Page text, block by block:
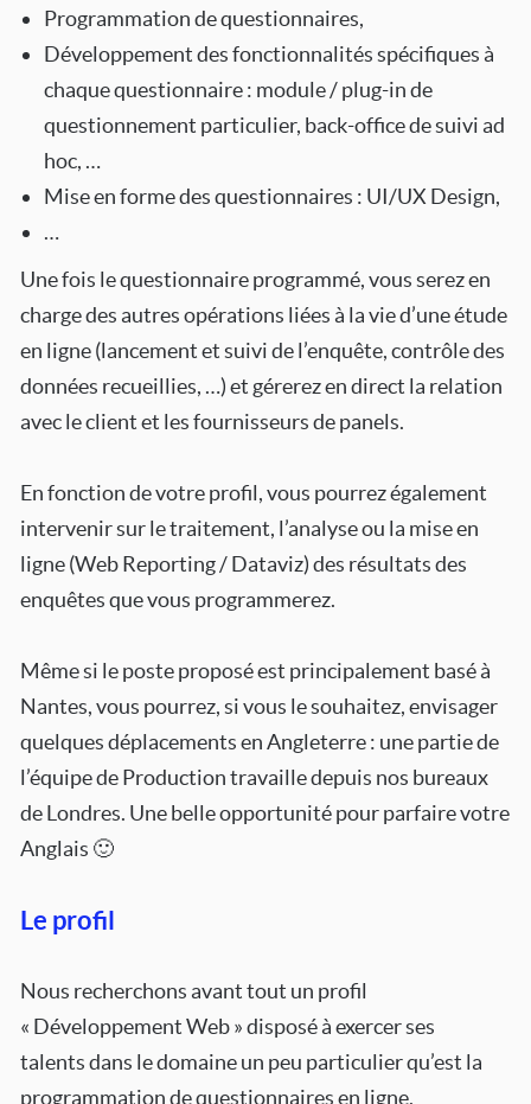
Programmation de questionnaires,
Développement des fonctionnalités spécifiques à
chaque questionnaire : module / plug-in de
questionnement particulier, back-office de suivi ad
hoc, …
Mise en forme des questionnaires : UI/UX Design,
…
Une fois le questionnaire programmé, vous serez en
charge des autres opérations liées à la vie d’une étude
en ligne (lancement et suivi de l’enquête, contrôle des
données recueillies, …) et gérerez en direct la relation
avec le client et les fournisseurs de panels.
En fonction de votre profil, vous pourrez également
intervenir sur le traitement, l’analyse ou la mise en
ligne (Web Reporting / Dataviz) des résultats des
enquêtes que vous programmerez.
Même si le poste proposé est principalement basé à
Nantes, vous pourrez, si vous le souhaitez, envisager
quelques déplacements en Angleterre : une partie de
l’équipe de Production travaille depuis nos bureaux
de Londres. Une belle opportunité pour parfaire votre
Anglais 🙂
Le profil
Nous recherchons avant tout un profil
« Développement Web » disposé à exercer ses
talents dans le domaine un peu particulier qu’est la
programmation de questionnaires en ligne.